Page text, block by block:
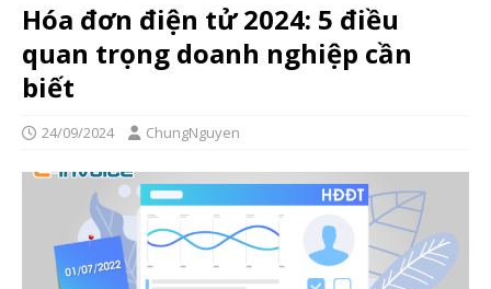
Hóa đơn điện tử 2024: 5 điều
quan trọng doanh nghiệp cần
biết
24/09/2024 ChungNguyen